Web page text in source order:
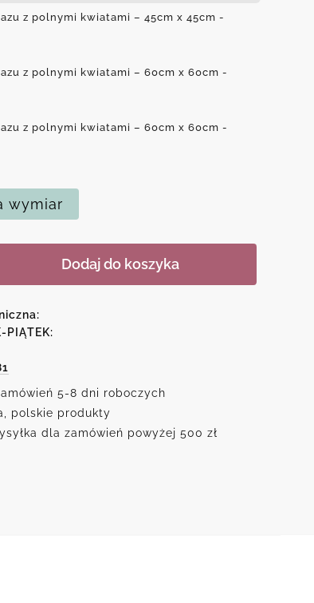
z polnymi kwiatami – 45cm x 45cm -
z polnymi kwiatami – 60cm x 60cm -
z polnymi kwiatami – 60cm x 60cm -
wymiar
Dodaj do koszyka
PIĄTEK:
5-8 dni roboczych
polskie produkty
dla zamówień powyżej 500 zł